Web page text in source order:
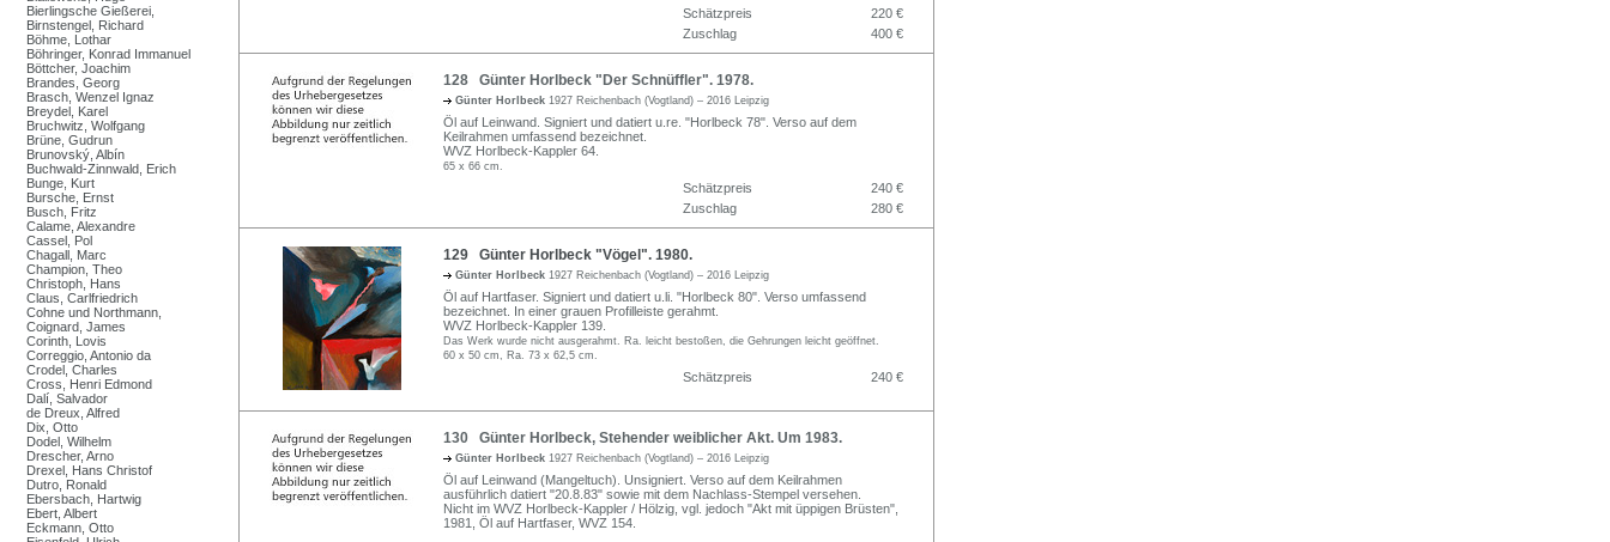
Bierlingsche Gießerei,
Birnstengel, Richard
Böhme, Lothar
Böhringer, Konrad Immanuel
Böttcher, Joachim
Brandes, Georg
Brasch, Wenzel Ignaz
Breydel, Karel
Bruchwitz, Wolfgang
Brüne, Gudrun
Brunovský, Albín
Buchwald-Zinnwald, Erich
Bunge, Kurt
Bursche, Ernst
Busch, Fritz
Calame, Alexandre
Cassel, Pol
Chagall, Marc
Champion, Theo
Christoph, Hans
Claus, Carlfriedrich
Cohne und Northmann,
Coignard, James
Corinth, Lovis
Correggio, Antonio da
Crodel, Charles
Cross, Henri Edmond
Dalí, Salvador
de Dreux, Alfred
Dix, Otto
Dodel, Wilhelm
Drescher, Arno
Drexel, Hans Christof
Dutro, Ronald
Ebersbach, Hartwig
Ebert, Albert
Eckmann, Otto
Schätzpreis
220 €
Zuschlag
400 €
128 Günter Horlbeck "Der Schnüffler". 1978.
Günter Horlbeck 1927 Reichenbach (Vogtland) – 2016 Leipzig
Öl auf Leinwand. Signiert und datiert u.re. "Horlbeck 78". Verso auf dem
Keilrahmen umfassend bezeichnet.
WVZ Horlbeck-Kappler 64.
65 x 66 cm.
Schätzpreis
240 €
Zuschlag
280 €
129 Günter Horlbeck "Vögel". 1980.
Günter Horlbeck 1927 Reichenbach (Vogtland) – 2016 Leipzig
Öl auf Hartfaser. Signiert und datiert u.li. "Horlbeck 80". Verso umfassend
bezeichnet. In einer grauen Profilleiste gerahmt.
WVZ Horlbeck-Kappler 139.
Das Werk wurde nicht ausgerahmt. Ra. leicht bestoßen, die Gehrungen leicht geöffnet.
60 x 50 cm, Ra. 73 x 62,5 cm.
Schätzpreis 240 €
130 Günter Horlbeck, Stehender weiblicher Akt. Um 1983.
Günter Horlbeck 1927 Reichenbach (Vogtland) – 2016 Leipzig
Öl auf Leinwand (Mangeltuch). Unsigniert. Verso auf dem Keilrahmen
ausführlich datiert "20.8.83" sowie mit dem Nachlass-Stempel versehen.
Nicht im WVZ Horlbeck-Kappler / Hölzig, vgl. jedoch "Akt mit üppigen Brüsten",
1981, Öl auf Hartfaser, WVZ 154.